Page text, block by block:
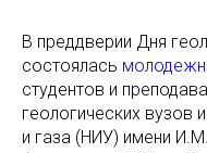
В преддверии Дня
состоялась
студентов и
геологических вузов
и газа (НИУ) имени